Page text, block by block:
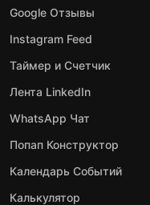
Google Отзывы
Instagram Feed
Таймер и Счетчик
Лента LinkedIn
WhatsApp Чат
Попап Конструктор
Календарь Событий
Калькулятор